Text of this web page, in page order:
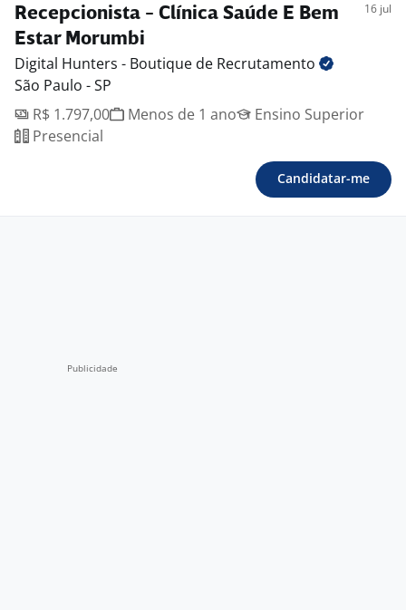
Recepcionista - Clínica Saúde E Bem
Estar Morumbi
16 jul
Digital Hunters - Boutique de Recrutamento
São Paulo - SP
R$ 1.797,00
Menos de 1 ano
Ensino Superior
Presencial
Candidatar-me